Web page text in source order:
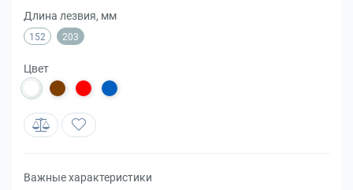
Длина лезвия, мм
152 203
Цвет
Важные характеристики